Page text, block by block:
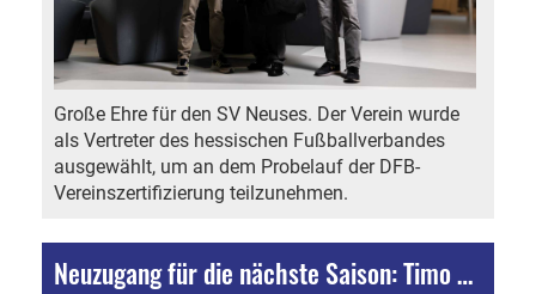
Große Ehre für den SV Neuses. Der Verein wurde
als Vertreter des hessischen Fußballverbandes
ausgewählt, um an dem Probelauf der DFB-
Vereinszertifizierung teilzunehmen.
Neuzugang für die nächste Saison: Timo Franz kehrt zum SVN zurück!